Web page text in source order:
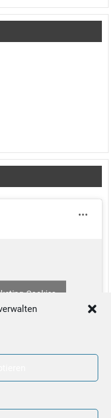
Cookies
zu aktivieren